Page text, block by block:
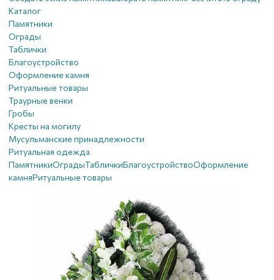
Каталог
Памятники
Ограды
Таблички
Благоустройствo
Оформление камня
Ритуальные товары
Траурные венки
Гробы
Кресты на могилу
Мусульманские принадлежности
Ритуальная одежда
ПамятникиОградыТабличкиБлагоустройствoОформление
камняРитуальные товары